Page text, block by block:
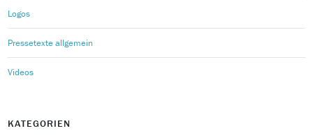
Logos
Pressetexte allgemein
Videos
KATEGORIEN